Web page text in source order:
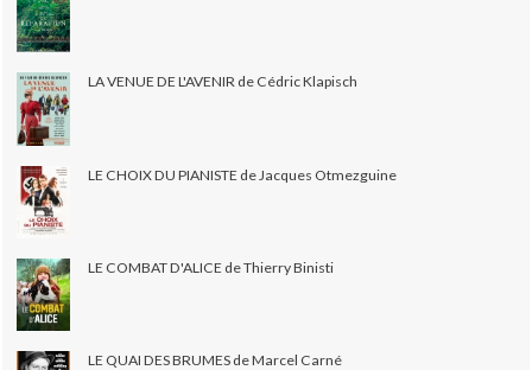
LA VENUE DE L'AVENIR de Cédric Klapisch
LE CHOIX DU PIANISTE de Jacques Otmezguine
LE COMBAT D'ALICE de Thierry Binisti
LE QUAI DES BRUMES de Marcel Carné